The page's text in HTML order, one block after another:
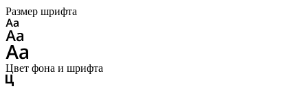
Размер шрифта
Цвет фона и шрифта